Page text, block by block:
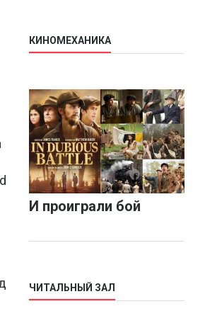
КИНОМЕХАНИКА
И проиграли бой
ЧИТАЛЬНЫЙ ЗАЛ